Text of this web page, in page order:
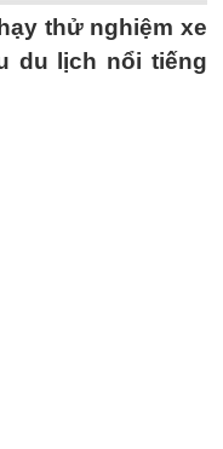
thử nghiệm xe
du lịch nổi tiếng